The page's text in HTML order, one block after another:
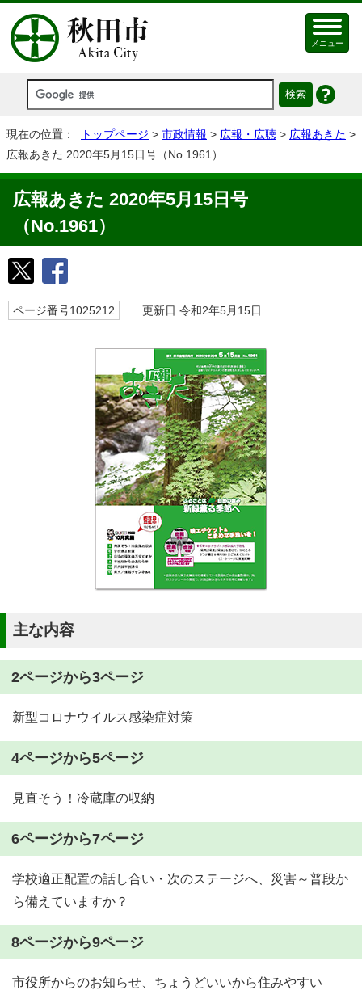
メニュー
現在の位置： トップページ > 市政情報 > 広報・広聴 > 広報あきた >
広報あきた 2020年5月15日号（No.1961）
広報あきた 2020年5月15日号
（No.1961）
ページ番号1025212 更新日 令和2年5月15日
主な内容
2ページから3ページ
新型コロナウイルス感染症対策
4ページから5ページ
見直そう！冷蔵庫の収納
6ページから7ページ
学校適正配置の話し合い・次のステージへ、災害～普段か
ら備えていますか？
8ページから9ページ
市役所からのお知らせ、ちょうどいいから住みやすい